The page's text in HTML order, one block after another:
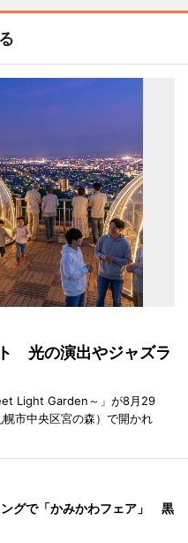
光の演出やジャズラ
Light Garden～」が8月29
市中央区宮の森）で開かれ
グで「かみかわフェア」 黒